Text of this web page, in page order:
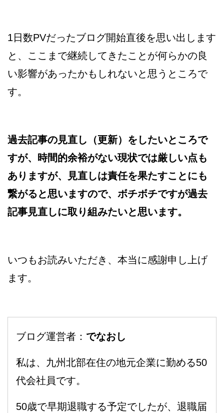
1日数PVだったブログ開始直後を思い出します
と、ここまで継続してきたことが何らかの良
い影響があったかもしれないと思うところで
す。
過去記事の見直し（更新）をしたいところで
すが、時間的余裕がない現状では厳しい点も
ありますが、見直しは責任を果たすことにも
繋がると思いますので、ボチボチですが過去
記事見直しに取り組みたいと思います。
いつもお読みいただき、本当に感謝申し上げ
ます。
ブログ運営者： でなおし
私は、九州北部在住の地元企業に勤める50
代会社員です。
50歳で早期退職する予定でしたが、退職届